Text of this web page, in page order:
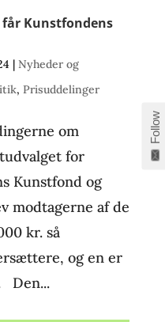
Kunstfondens
| Nyheder og
, Prisuddelinger
om
for
Kunstfond og
modtagerne af de
kr. så
og en er
Den...
Follow